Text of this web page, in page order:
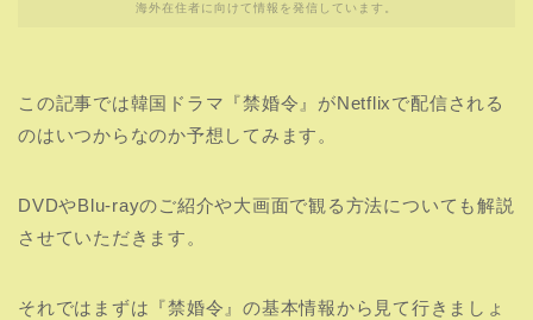
海外在住者に向けて情報を発信しています。
この記事では韓国ドラマ『禁婚令』がNetflixで配信される
のはいつからなのか予想してみます。
DVDやBlu-rayのご紹介や大画面で観る方法についても解説
させていただきます。
それではまずは『禁婚令』の基本情報から見て行きましょ